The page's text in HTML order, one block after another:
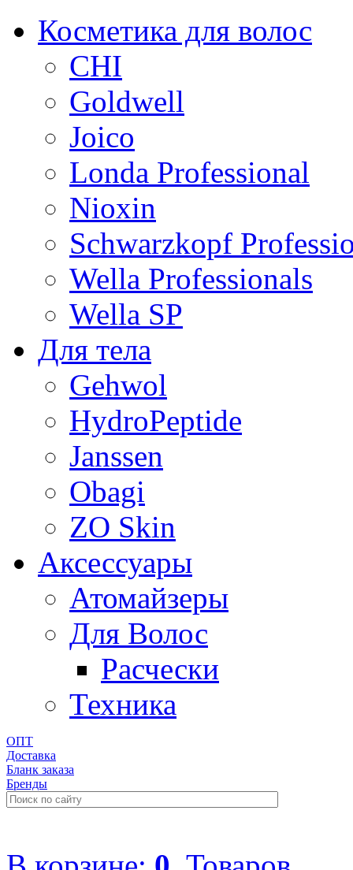
Косметика для волос
CHI
Goldwell
Joico
Londa Professional
Nioxin
Schwarzkopf
Wella Professionals
Wella SP
Для тела
Gehwol
HydroPeptide
Janssen
Obagi
ZO Skin
Aксессуары
Атомайзеры
Для Волос
Расчески
Техника
ОПТ
Доставка
Бланк заказа
Бренды